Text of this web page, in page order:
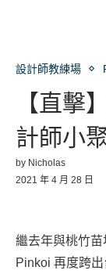
設計師教練場
【直擊
計師小
by Nicholas
2021 年 4 月 28 日
繼去年與桃竹苗
Pinkoi 再度跨